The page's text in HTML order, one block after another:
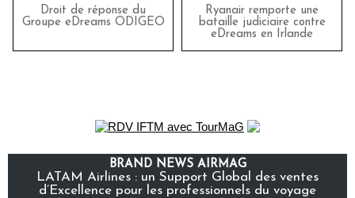
Droit de réponse du
Groupe eDreams ODIGEO
Ryanair remporte une
bataille judiciaire contre
eDreams en Irlande
BRAND NEWS AIRMAG
LATAM Airlines : un Support Global des ventes
d’Excellence pour les professionnels du voyage